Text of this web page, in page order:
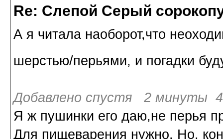
Re: Слепой Серый
А я читала наоборот,что
шерстью/перьями, и погадки
Добавлено спустя 2 минуты
Я ж пушинки его даю,не перья
Для пищеварения нужно. Но,